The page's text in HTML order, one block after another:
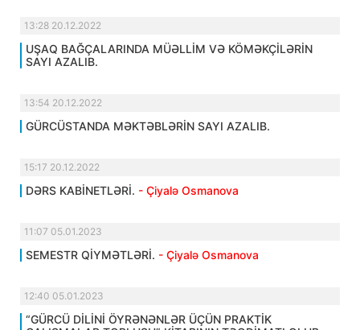
13:28 20.12.2022
UŞAQ BAĞÇALARINDA MÜƏLLİM VƏ KÖMƏKÇİLƏRİN
SAYI AZALIB.
13:54 20.12.2022
GÜRCÜSTANDA MƏKTƏBLƏRİN SAYI AZALIB.
15:17 20.12.2022
DƏRS KABİNETLƏRİ. - Çiyalə Osmanova
11:07 05.01.2023
SEMESTR QİYMƏTLƏRİ. - Çiyalə Osmanova
12:40 05.01.2023
“GÜRCÜ DİLİNİ ÖYRƏNƏNLƏR ÜÇÜN PRAKTİK